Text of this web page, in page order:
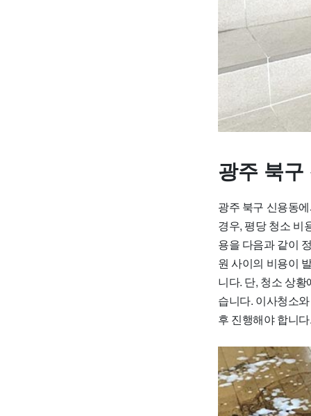
광주 북구
광주 북구 신용동
경우, 평당 청소 비
용을 다음과 같이
원 사이의 비용이
니다. 단, 청소 상
습니다. 이사청소
후 진행해야 합니